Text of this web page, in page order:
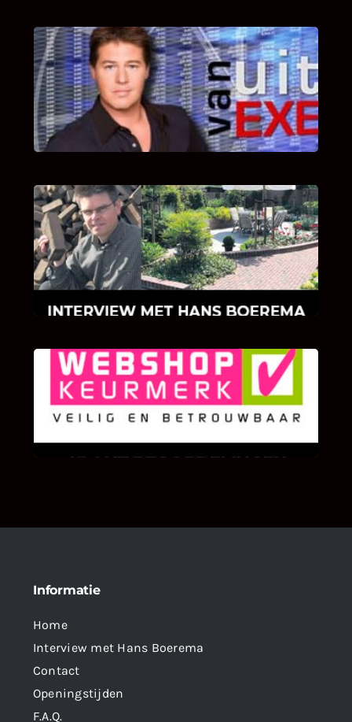
UITSTEL VAN EXECUTIE
Bekijk hier de fragmenten van de deelname
van Bricks and Stones aan dit programma.
INTERVIEW MET HANS BOEREMA
Hoe Bricks and Stones ontstaan is en wat
Hans Boerema motiveert in de wereld van
klinkers en tegels!
KLANT BEOORDELINGEN
We zijn er zeer op gesteld om te weten wat u
als klant van ons en onze diensten vindt.
Informatie
Home
Interview met Hans Boerema
Contact
Openingstijden
F.A.Q.